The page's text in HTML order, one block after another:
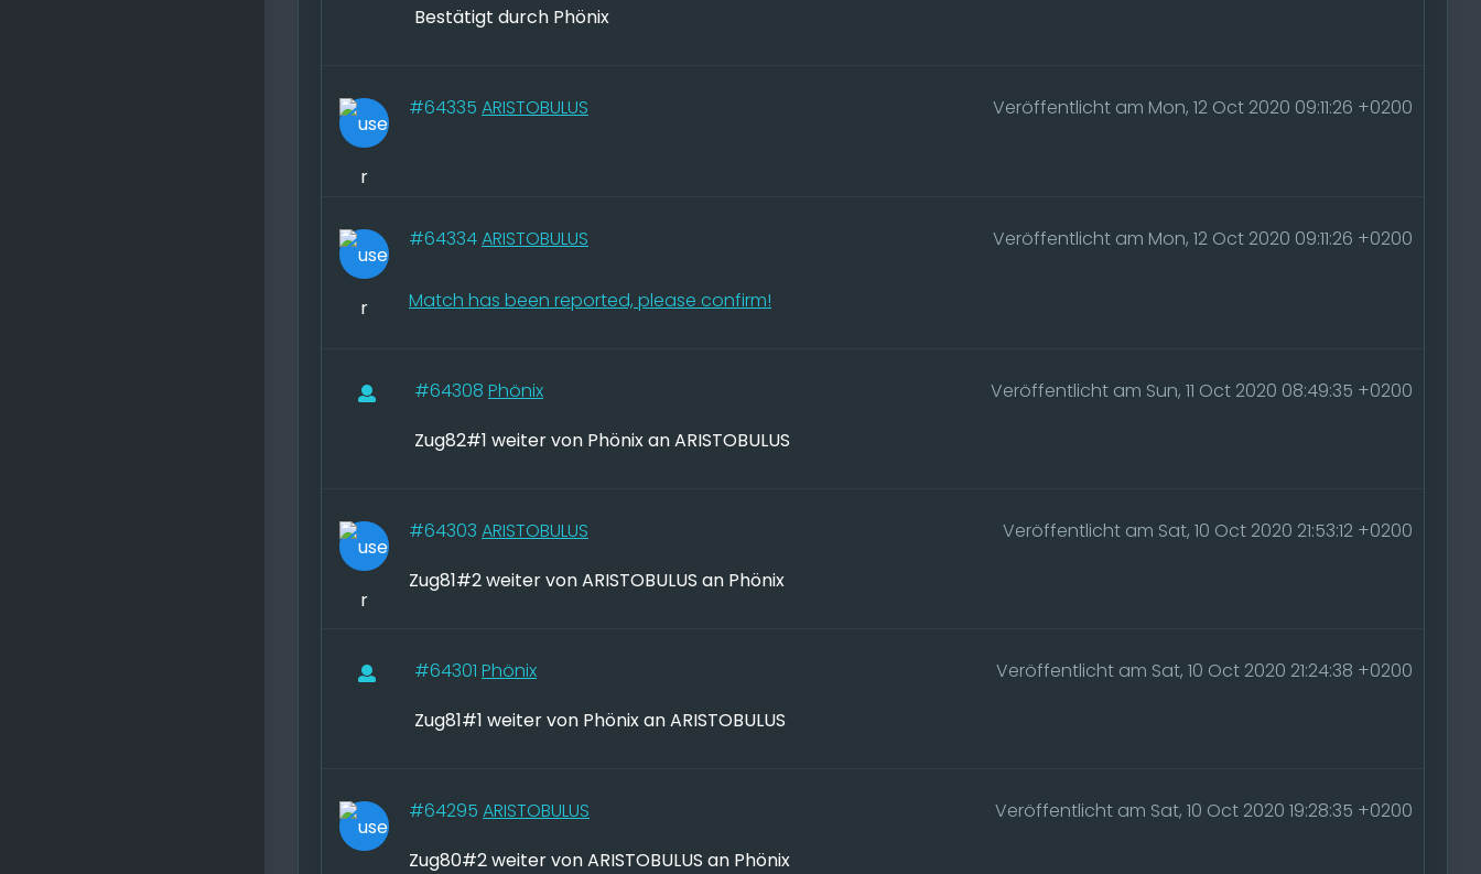
Bestätigt durch Phönix
Veröffentlicht am Mon, 12 Oct 2020 09:11:26 +0200
#64335 ARISTOBULUS
Veröffentlicht am Mon, 12 Oct 2020 09:11:26 +0200
#64334ARISTOBULUS
Match has been reported, please confirm!
Veröffentlicht am Sun, 11 Oct 2020 08:49:35 +0200
#64308 Phönix
Zug82#1 weiter von Phönix an ARISTOBULUS
Veröffentlicht am Sat, 10 Oct 2020 21:53:12 +0200
#64303 ARISTOBULUS
Zug81#2 weiter von ARISTOBULUS an Phönix
Veröffentlicht am Sat, 10 Oct 2020 21:24:38 +0200
#64301 Phönix
Zug81#1 weiter von Phönix an ARISTOBULUS
Veröffentlicht am Sat, 10 Oct 2020 19:28:35 +0200
#64295 ARISTOBULUS
Zug80#2 weiter von ARISTOBULUS an Phönix